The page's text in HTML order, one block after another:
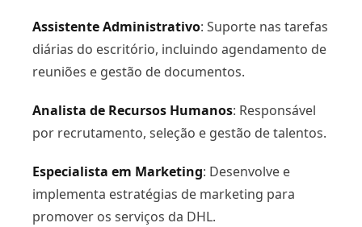
Assistente Administrativo: Suporte nas tarefas
diárias do escritório, incluindo agendamento de
reuniões e gestão de documentos.
Analista de Recursos Humanos: Responsável
por recrutamento, seleção e gestão de talentos.
Especialista em Marketing: Desenvolve e
implementa estratégias de marketing para
promover os serviços da DHL.